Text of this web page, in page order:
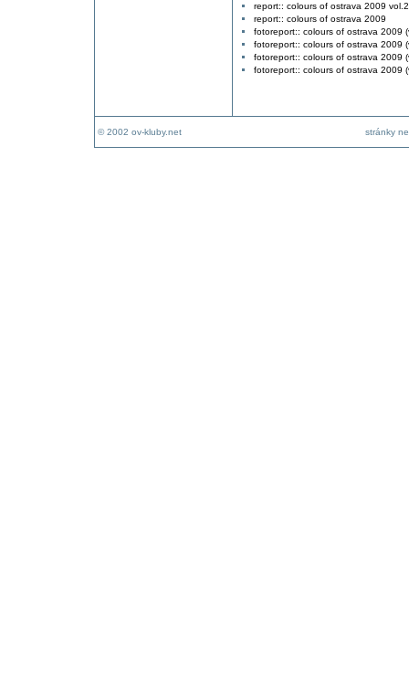
report:: colours of ostrava 2009 vol.2
report:: colours of ostrava 2009
fotoreport:: colours of ostrava 2009
fotoreport:: colours of ostrava 2009
fotoreport:: colours of ostrava 2009
fotoreport:: colours of ostrava 2009
© 2002 ov-kluby.net stránky